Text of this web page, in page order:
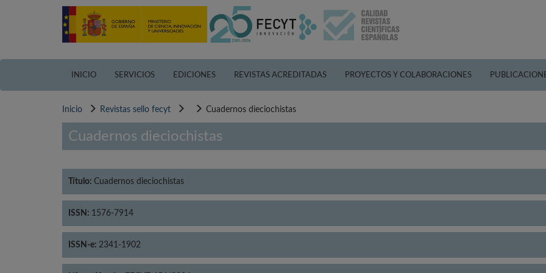
INICIO SERVICIOS EDICIONES REVISTAS ACREDITADAS PROYECTOS Y COLABORACIONES
Inicio Revistas sello fecyt Cuadernos dieciochistas
Cuadernos dieciochistas
Título: Cuadernos dieciochistas
ISSN: 1576-7914
ISSN-e: 2341-1902